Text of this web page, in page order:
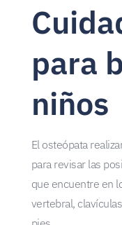
para
niños
El osteópata
para revisar las
que encuentre en
vertebral,